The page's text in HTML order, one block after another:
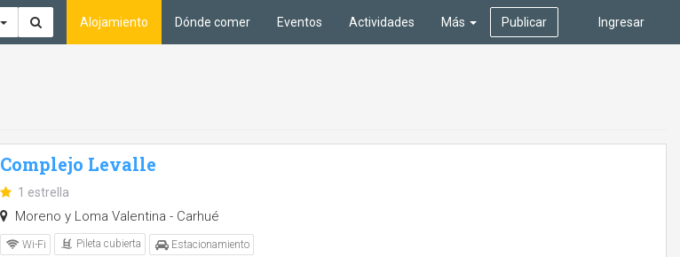
Ingresar
Alojamiento Dónde comer Eventos Actividades Más Publicar
Complejo Levalle
1 estrella
Moreno y Loma Valentina - Carhué
Wi-Fi Pileta cubierta Estacionamiento